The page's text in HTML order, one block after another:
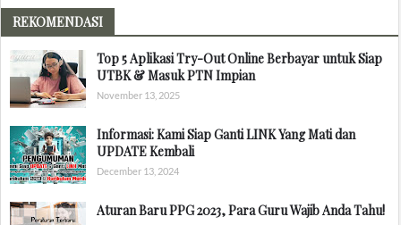
REKOMENDASI
Top 5 Aplikasi Try-Out Online Berbayar untuk Siap
UTBK & Masuk PTN Impian
November 13, 2025
Informasi: Kami Siap Ganti LINK Yang Mati dan
UPDATE Kembali
December 13, 2024
Aturan Baru PPG 2023, Para Guru Wajib Anda Tahu!